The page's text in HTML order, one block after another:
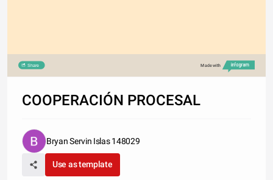
Share Made with
COOPERACIÓN PROCESAL
Bryan Servin Islas 148029
Use as template